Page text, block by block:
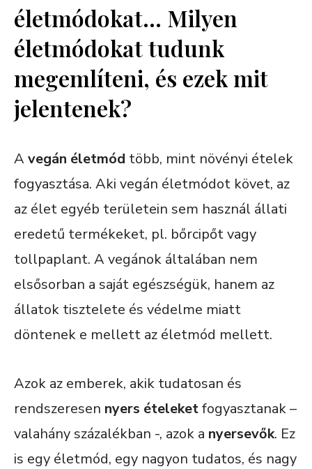
életmódokat… Milyen
életmódokat tudunk
megemlíteni, és ezek mit
jelentenek?
A vegán életmód több, mint növényi ételek
fogyasztása. Aki vegán életmódot követ, az
az élet egyéb területein sem használ állati
eredetű termékeket, pl. bőrcipőt vagy
tollpaplant. A vegánok általában nem
elsősorban a saját egészségük, hanem az
állatok tisztelete és védelme miatt
döntenek e mellett az életmód mellett.
Azok az emberek, akik tudatosan és
rendszeresen nyers ételeketfogyasztanak –
valahány százalékban -, azok a nyersevők. Ez
is egy életmód, egy nagyon tudatos, és nagy